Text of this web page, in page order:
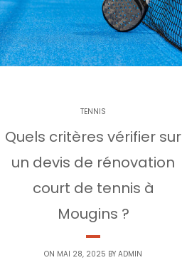
TENNIS
Quels critères vérifier sur
un devis de rénovation
court de tennis à
Mougins ?
ON MAI 28, 2025 BY ADMIN